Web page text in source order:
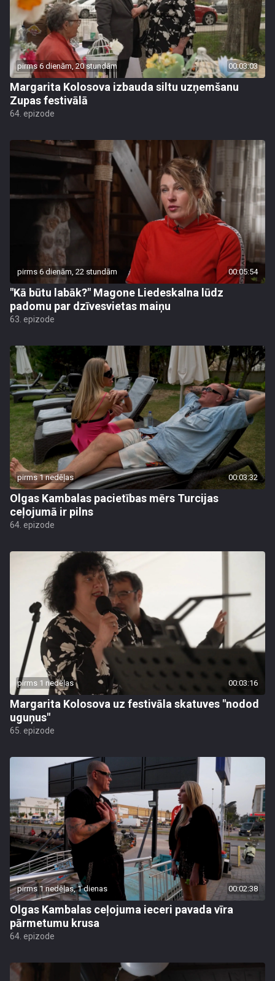
pirms 6 dienām, 20 stundām 00:03:03
Margarita Kolosova izbauda siltu uzņemšanu
Zupas festivālā
64. epizode
pirms 6 dienām, 22 stundām 00:05:54
"Kā būtu labāk?" Magone Liedeskalna lūdz
padomu par dzīvesvietas maiņu
63. epizode
pirms 1 nedēļas 00:03:32
Olgas Kambalas pacietības mērs Turcijas
ceļojumā ir pilns
64. epizode
pirms 1 nedēļas 00:03:16
Margarita Kolosova uz festivāla skatuves "nodod
uguņus"
65. epizode
pirms 1 nedēļas, 1 dienas 00:02:38
Olgas Kambalas ceļojuma ieceri pavada vīra
pārmetumu krusa
64. epizode